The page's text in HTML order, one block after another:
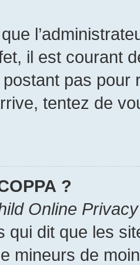
il est courant
pas pour
tentez de
?
Online
qui dit que les
mineurs de